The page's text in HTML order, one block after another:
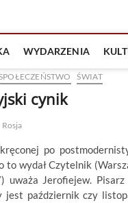
WYDARZENIA
ŚWIAT
cynik
Rosja
po
to wydał Czytelnik
Jerofiejew. Pisarz
jest październik czy